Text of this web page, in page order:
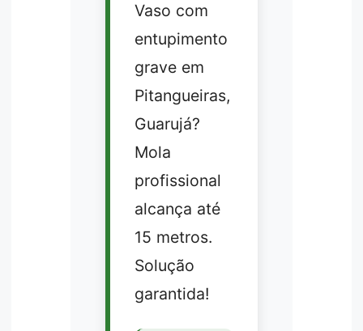
Vaso com
entupimento
grave em
Pitangueiras,
Guarujá?
Mola
profissional
alcança até
15 metros.
Solução
garantida!